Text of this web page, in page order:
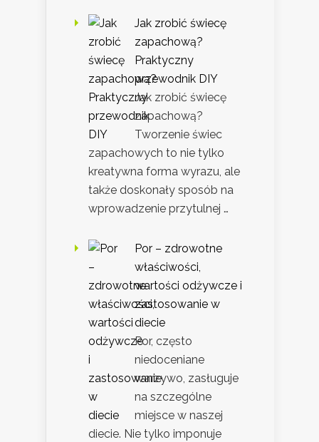
Jak zrobić świecę
zapachową?
Praktyczny
przewodnik DIY
Jak zrobić świecę
zapachową?
Tworzenie świec
zapachowych to nie tylko
kreatywna forma wyrazu, ale
także doskonały sposób na
wprowadzenie przytulnej …
Por – zdrowotne
właściwości,
wartości odżywcze i
zastosowanie w
diecie
Por, często
niedoceniane
warzywo, zasługuje
na szczególne
miejsce w naszej
diecie. Nie tylko imponuje